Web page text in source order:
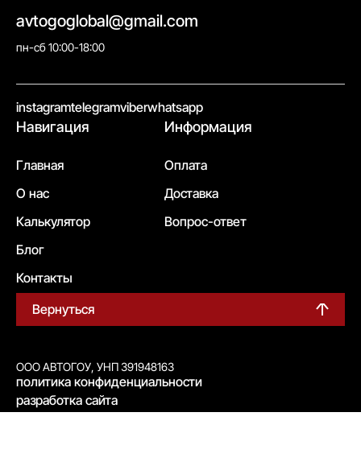
avtogoglobal@gmail.com
пн-сб 10:00-18:00
instagramtelegramviberwhatsapp
Навигация
Главная
О нас
Калькулятор
Блог
Контакты
Информация
Оплата
Доставка
Вопрос-ответ
Вернуться
ООО АВТОГОУ, УНП 391948163
политика конфиденциальности
разработка сайта